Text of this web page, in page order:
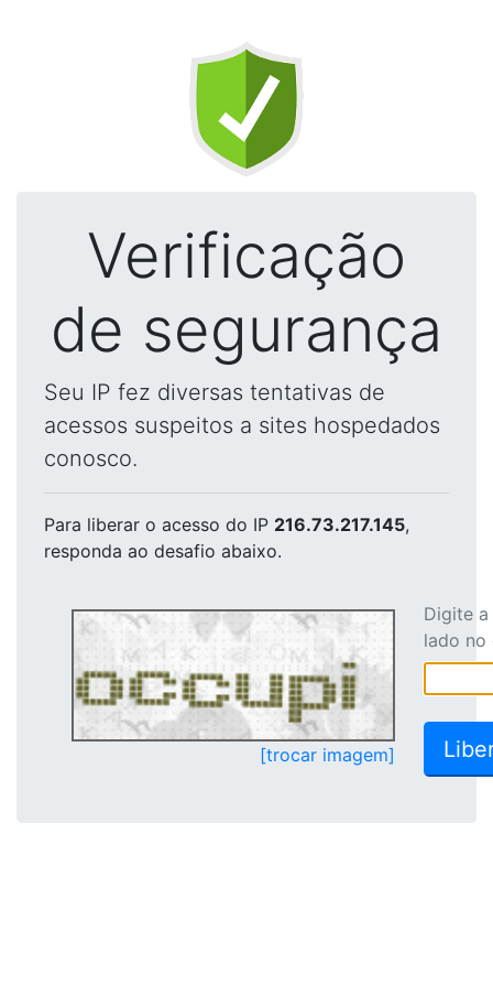
Verificação
de segurança
Seu IP fez diversas tentativas de
acessos suspeitos a sites hospedados
conosco.
Para liberar o acesso do IP 216.73.217.145,
responda ao desafio abaixo.
[trocar imagem]
Digite
lado no